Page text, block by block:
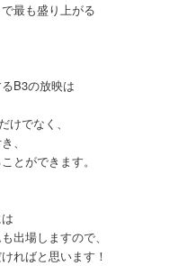
最も盛り上がる
B3の放映は
でなく、
、
とができます。
出場しますので、
ればと思います！